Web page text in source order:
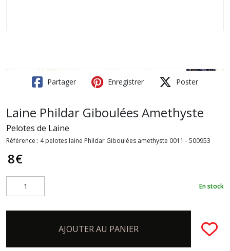
Partager Enregistrer Poster
Laine Phildar Giboulées Amethyste
Pelotes de Laine
Référence : 4 pelotes laine Phildar Giboulées amethyste 0011 - 500953
8€
En stock
AJOUTER AU PANIER